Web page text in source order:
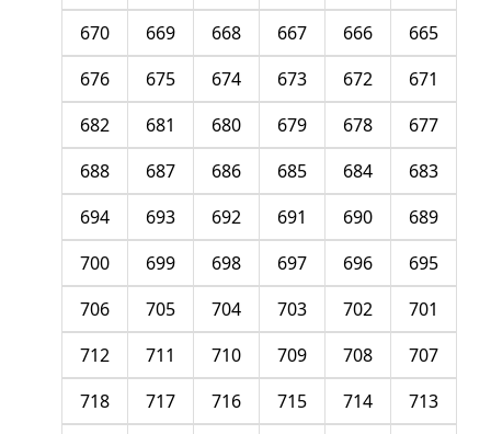
665
666
667
668
669
670
671
672
673
674
675
676
677
678
679
680
681
682
683
684
685
686
687
688
689
690
691
692
693
694
695
696
697
698
699
700
701
702
703
704
705
706
707
708
709
710
711
712
713
714
715
716
717
718